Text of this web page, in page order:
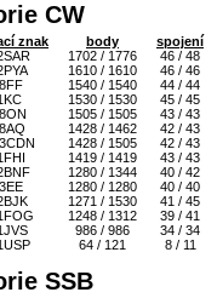
CW
znak body
spojení
1702 / 1776
46 / 48
1610 / 1610
46 / 46
1540 / 1540
44 / 44
1530 / 1530
45 / 45
1505 / 1505
43 / 43
1428 / 1462
42 / 43
1428 / 1505
42 / 43
1419 / 1419
43 / 43
1280 / 1344
40 / 42
1280 / 1280
40 / 40
1271 / 1530
41 / 45
1248 / 1312
39 / 41
986 / 986
34 / 34
64 / 121 8 / 11
SSB